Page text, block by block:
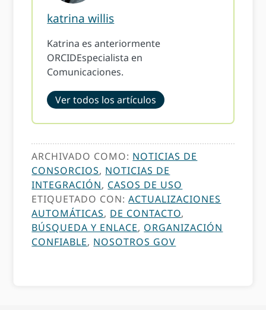
katrina willis
Katrina es anteriormente
ORCIDEspecialista en
Comunicaciones.
Ver todos los artículos
ARCHIVADO COMO: NOTICIAS DE
CONSORCIOS, NOTICIAS DE
INTEGRACIÓN, CASOS DE USO
ETIQUETADO CON:ACTUALIZACIONES
AUTOMÁTICAS, DE CONTACTO,
BÚSQUEDA Y ENLACE, ORGANIZACIÓN
CONFIABLE, NOSOTROS GOV